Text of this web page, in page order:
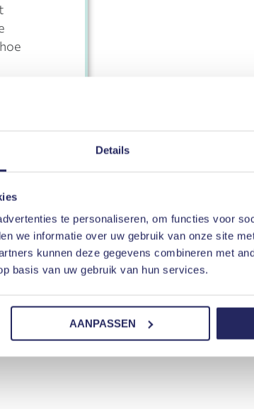
Details
te personaliseren, om functies voor
we informatie over uw gebruik van onze site
kunnen deze gegevens combineren met
basis van uw gebruik van hun services.
AANPASSEN